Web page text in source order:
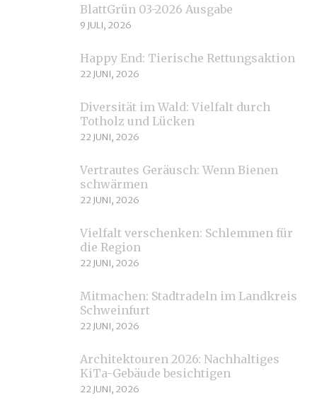
BlattGrün 03-2026 Ausgabe
9 JULI, 2026
Happy End: Tierische Rettungsaktion
22 JUNI, 2026
Diversität im Wald: Vielfalt durch
Totholz und Lücken
22 JUNI, 2026
Vertrautes Geräusch: Wenn Bienen
schwärmen
22 JUNI, 2026
Vielfalt verschenken: Schlemmen für
die Region
22 JUNI, 2026
Mitmachen: Stadtradeln im Landkreis
Schweinfurt
22 JUNI, 2026
Architektouren 2026: Nachhaltiges
KiTa-Gebäude besichtigen
22 JUNI, 2026